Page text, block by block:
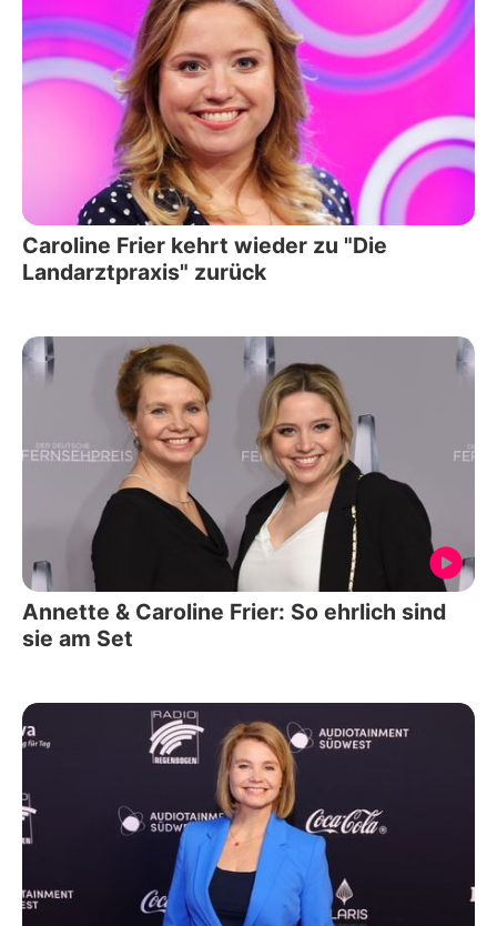
Caroline Frier kehrt wieder zu "Die
Landarztpraxis" zurück
Annette & Caroline Frier: So ehrlich sind
sie am Set